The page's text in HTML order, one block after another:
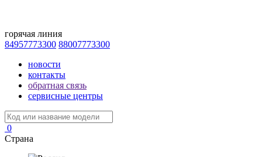
горячая линия
84957773300 88007773300
новости
контакты
обратная связь
сервисные центры
0
Страна